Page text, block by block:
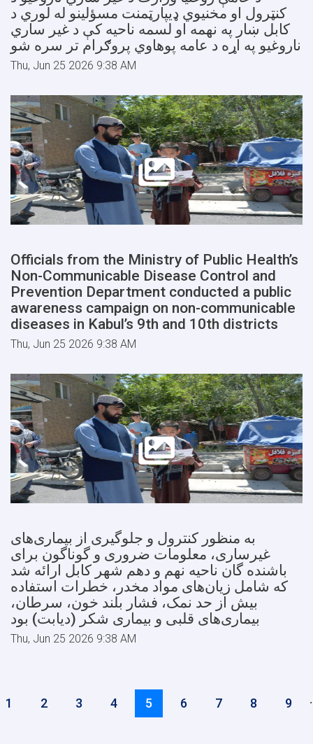
کنټرول او مخنيوي ډيپارټمنت مسؤلینو له لوري د
کابل ښار په نهمه او لسمه ناحیه کې د غير ساري
ناروغيو په اړه د عامه پوهاوي پروګرام تر سره شو
Thu, Jun 25 2026 9:38 AM
Officials from the Ministry of Public Health’s
Non-Communicable Disease Control and
Prevention Department conducted a public
awareness campaign on non-communicable
diseases in Kabul’s 9th and 10th districts
Thu, Jun 25 2026 9:38 AM
به منظور کنترول و جلوگیری از بیماری‌های
غیرساری، معلومات ضروری و گوناگون برای
باشنده گان ناحیه نهم و دهم شهر کابل ارائه شد
که شامل زیان‌های مواد مخدر، خطرات استفاده
بیش از حد نمک، فشار بلند خون، سرطان،
بیماری‌های قلبی و بیماری شکر (دیابت) بود
Thu, Jun 25 2026 9:38 AM
Page
1 Page
2 Page
3 Page
4
Current
5 Page
6 Page
7 Page
8 Page
9